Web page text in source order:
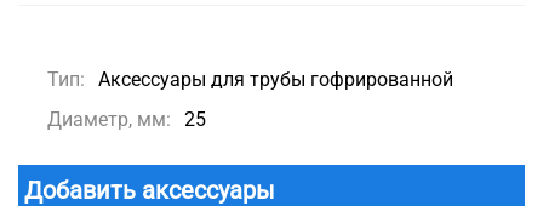
Тип:
Аксессуары для трубы гофрированной
Диаметр, мм:
25
Добавить аксессуары